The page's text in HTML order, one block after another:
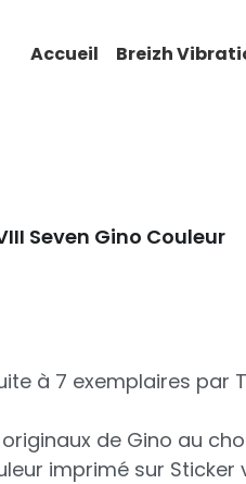
Accueil Breizh
Seven Gino Couleur
à 7 exemplaires par
de Gino au
imprimé sur Sticker